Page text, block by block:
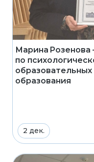
Марина Розенова
по
образования
2 дек.